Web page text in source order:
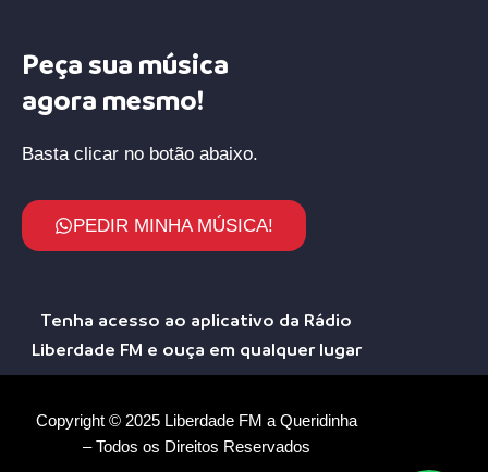
Peça sua música
agora mesmo!
Basta clicar no botão abaixo.
PEDIR MINHA MÚSICA!
Tenha acesso ao aplicativo da Rádio
Liberdade FM e ouça em qualquer lugar
Copyright © 2025 Liberdade FM a Queridinha
– Todos os Direitos Reservados